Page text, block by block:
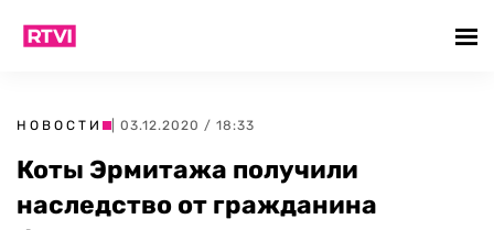
НОВОСТИ | 03.12.2020 / 18:33
Коты Эрмитажа получили
наследство от гражданина